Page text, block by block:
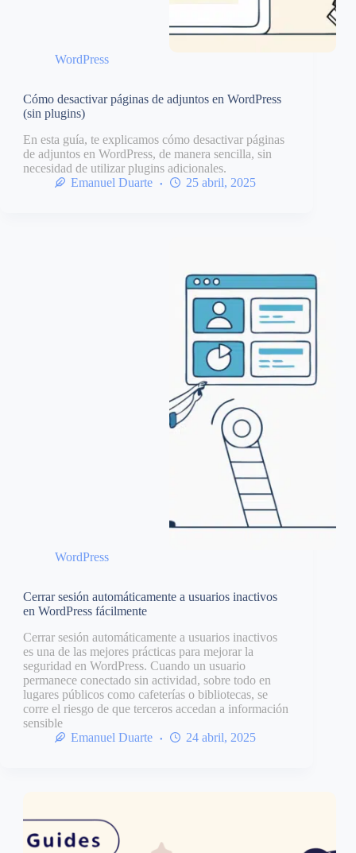
WordPress
Cómo desactivar páginas de adjuntos en WordPress
(sin plugins)
En esta guía, te explicamos cómo desactivar páginas
de adjuntos en WordPress, de manera sencilla, sin
necesidad de utilizar plugins adicionales.
Emanuel Duarte
25 abril, 2025
WordPress
Cerrar sesión automáticamente a usuarios inactivos
en WordPress fácilmente
Cerrar sesión automáticamente a usuarios inactivos
es una de las mejores prácticas para mejorar la
seguridad en WordPress. Cuando un usuario
permanece conectado sin actividad, sobre todo en
lugares públicos como cafeterías o bibliotecas, se
corre el riesgo de que terceros accedan a información
sensible
Emanuel Duarte
24 abril, 2025